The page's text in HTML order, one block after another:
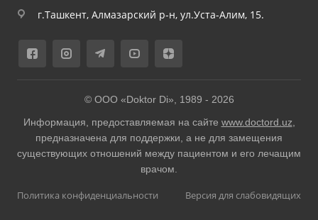
г.Ташкент, Алмазарский р-н, ул.Уста-Алим, 15.
© ООО «Doktor Di», 1989 - 2026
Информация, предоставляемая на сайте www.doctord.uz
предназначена для поддержки, а не для замещения
существующих отношений между пациентом и его лечащим
врачом.
Политика конфиденциальности Версия для слабовидящих